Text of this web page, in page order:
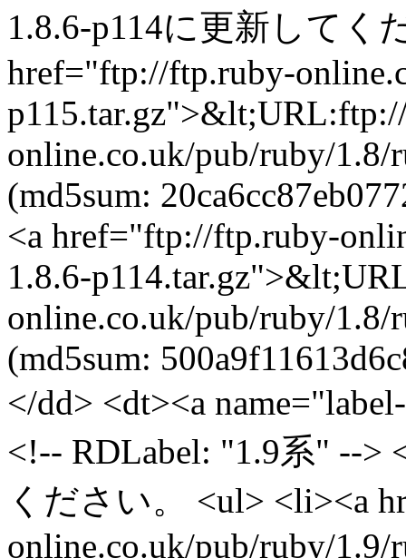
1.8.6-p114に更新してく
href="ftp://ftp.ruby-
online.co.uk/pub/ruby/1.8/
(md5sum:
<a href="ftp://ftp.ruby-
1.8.6-
online.co.uk/pub/ruby/1.8/
(md5sum:
</dd> <dt><a
<!-- RDLabel: "1.9系" -->
ください。 <ul> <li><a
online.co.uk/pub/ruby/